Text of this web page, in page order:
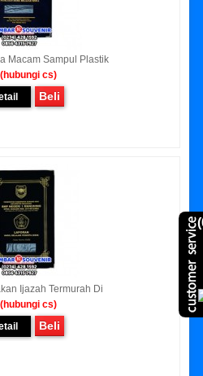
Macam Sampul Plastik
cs)
Beli
Ijazah Termurah Di
cs)
Beli